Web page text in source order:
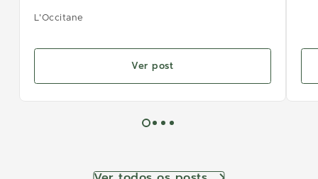
L'Occitane
Ver post